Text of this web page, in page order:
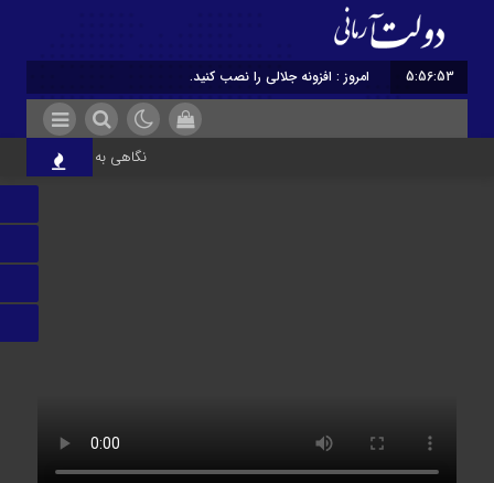
5:56:53 امروز : افزونه جلالی را نصب کنید.
نگاهی به نقش ادبیات